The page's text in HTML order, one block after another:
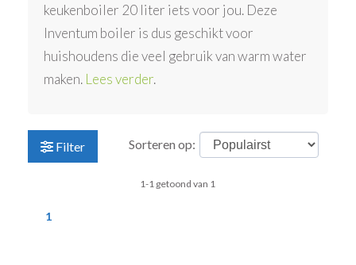
keukenboiler 20 liter iets voor jou. Deze
Inventum boiler is dus geschikt voor
huishoudens die veel gebruik van warm water
maken. Lees verder.
Filter Sorteren op:
1-1 getoond van 1
1